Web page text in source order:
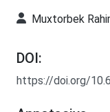
Muxtorbek
DOI:
https://doi.org/